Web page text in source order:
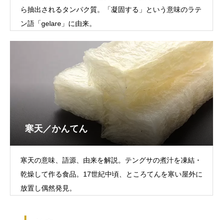
ら抽出されるタンパク質。「凝固する」という意味のラテ
ン語「gelare」に由来。
寒天／かんてん
寒天の意味、語源、由来を解説。テングサの煮汁を凍結・
乾燥して作る食品。17世紀中頃、ところてんを寒い屋外に
放置し偶然発見。